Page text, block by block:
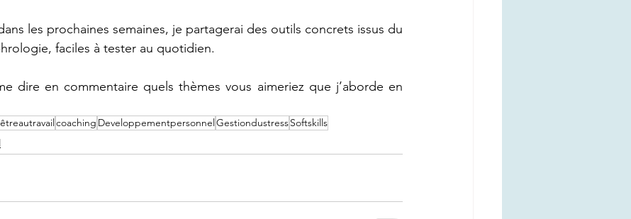
les prochaines semaines, je partagerai des outils concrets issus du
faciles à tester au quotidien.
dire en commentaire quels thèmes vous aimeriez que j’aborde en
coaching Developpementpersonnel GestiondustressSoftskills